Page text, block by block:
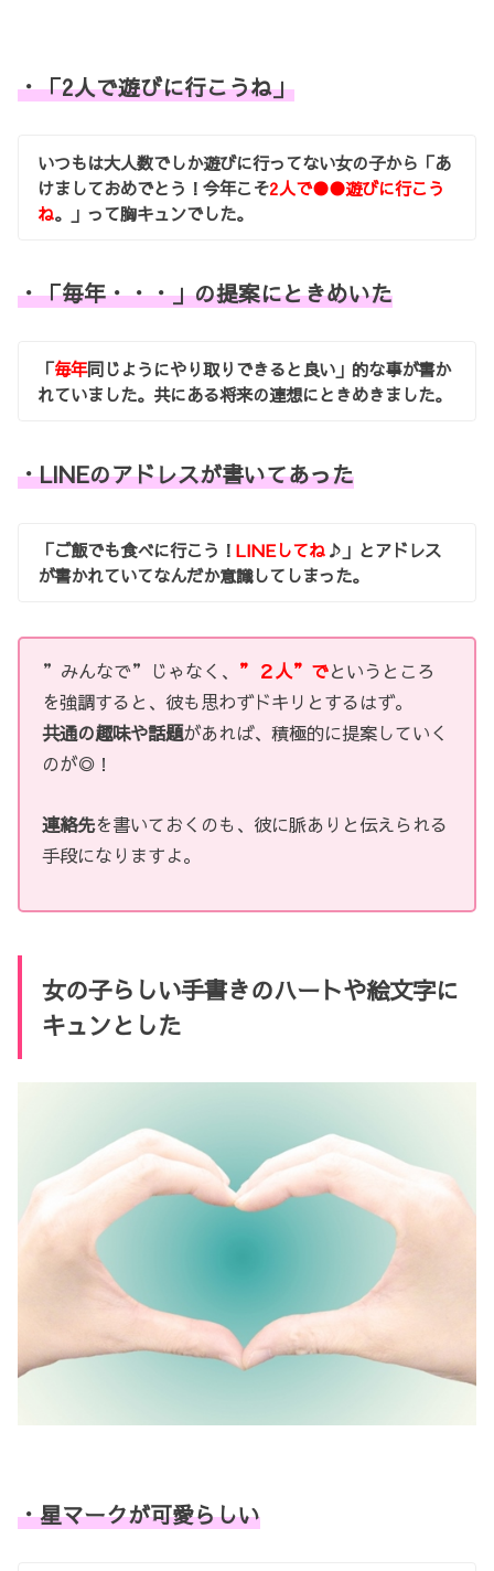
・「2人で遊びに行こうね」
いつもは大人数でしか遊びに行ってない女の子から「あ
けましておめでとう！今年こそ2人で●●遊びに行こう
ね。」って胸キュンでした。
・「毎年・・・」の提案にときめいた
「毎年同じようにやり取りできると良い」的な事が書か
れていました。共にある将来の連想にときめきました。
・LINEのアドレスが書いてあった
「ご飯でも食べに行こう！LINEしてね♪」とアドレス
が書かれていてなんだか意識してしまった。
”みんなで”じゃなく、 ”２人”でというところ
を強調すると、彼も思わずドキリとするはず。
共通の趣味や話題があれば、積極的に提案していく
のが◎！
連絡先を書いておくのも、彼に脈ありと伝えられる
手段になりますよ。
女の子らしい手書きのハートや絵文字に
キュンとした
・星マークが可愛らしい